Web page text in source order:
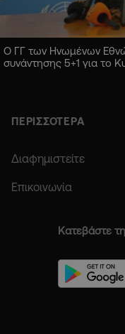
Ο ΓΓ των Ηνωμένων
συνάντησης 5+1 για το
ΠΕΡΙΣΣΟΤΕΡΑ
Διαφημιστείτε
Επικοινωνία
Κατεβάστε